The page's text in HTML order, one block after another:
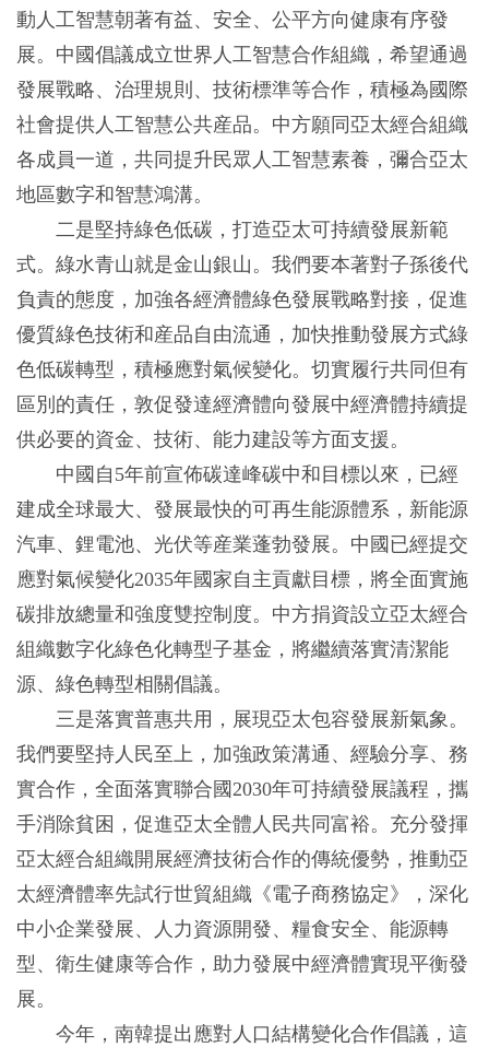
動人工智慧朝著有益、安全、公平方向健康有序發
展。中國倡議成立世界人工智慧合作組織，希望通過
發展戰略、治理規則、技術標準等合作，積極為國際
社會提供人工智慧公共産品。中方願同亞太經合組織
各成員一道，共同提升民眾人工智慧素養，彌合亞太
地區數字和智慧鴻溝。
二是堅持綠色低碳，打造亞太可持續發展新範
式。綠水青山就是金山銀山。我們要本著對子孫後代
負責的態度，加強各經濟體綠色發展戰略對接，促進
優質綠色技術和産品自由流通，加快推動發展方式綠
色低碳轉型，積極應對氣候變化。切實履行共同但有
區別的責任，敦促發達經濟體向發展中經濟體持續提
供必要的資金、技術、能力建設等方面支援。
中國自5年前宣佈碳達峰碳中和目標以來，已經
建成全球最大、發展最快的可再生能源體系，新能源
汽車、鋰電池、光伏等産業蓬勃發展。中國已經提交
應對氣候變化2035年國家自主貢獻目標，將全面實施
碳排放總量和強度雙控制度。中方捐資設立亞太經合
組織數字化綠色化轉型子基金，將繼續落實清潔能
源、綠色轉型相關倡議。
三是落實普惠共用，展現亞太包容發展新氣象。
我們要堅持人民至上，加強政策溝通、經驗分享、務
實合作，全面落實聯合國2030年可持續發展議程，攜
手消除貧困，促進亞太全體人民共同富裕。充分發揮
亞太經合組織開展經濟技術合作的傳統優勢，推動亞
太經濟體率先試行世貿組織《電子商務協定》，深化
中小企業發展、人力資源開發、糧食安全、能源轉
型、衛生健康等合作，助力發展中經濟體實現平衡發
展。
今年，南韓提出應對人口結構變化合作倡議，這